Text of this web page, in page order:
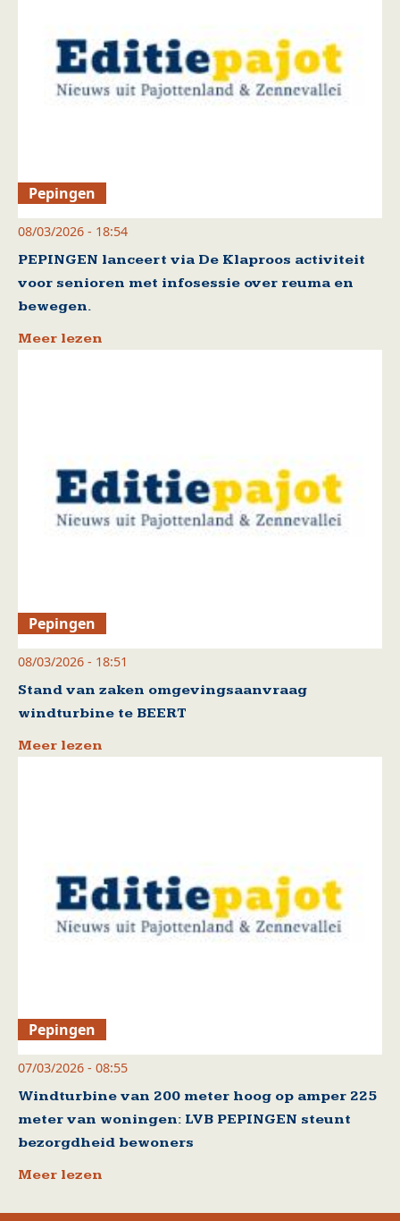
Pepingen
08/03/2026 - 18:54
PEPINGEN lanceert via De Klaproos activiteit
voor senioren met infosessie over reuma en
bewegen.
Meer lezen
Pepingen
08/03/2026 - 18:51
Stand van zaken omgevingsaanvraag
windturbine te BEERT
Meer lezen
Pepingen
07/03/2026 - 08:55
Windturbine van 200 meter hoog op amper 225
meter van woningen: LVB PEPINGEN steunt
bezorgdheid bewoners
Meer lezen